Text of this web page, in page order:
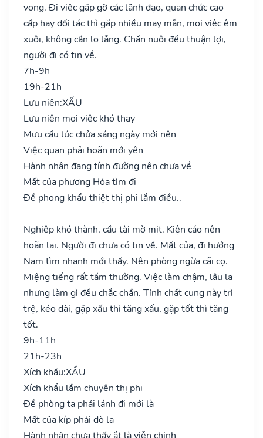
vọng. Đi việc gặp gỡ các lãnh đạo, quan chức cao
cấp hay đối tác thì gặp nhiều may mắn, mọi việc êm
xuôi, không cần lo lắng. Chăn nuôi đều thuận lợi,
người đi có tin về.
7h-9h
19h-21h
Lưu niên:XẤU
Lưu niên mọi việc khó thay
Mưu cầu lúc chửa sáng ngày mới nên
Việc quan phải hoãn mới yên
Hành nhân đang tính đường nên chưa về
Mất của phương Hỏa tìm đi
Đề phong khẩu thiệt thị phi lắm điều..
Nghiệp khó thành, cầu tài mờ mịt. Kiện cáo nên
hoãn lại. Người đi chưa có tin về. Mất của, đi hướng
Nam tìm nhanh mới thấy. Nên phòng ngừa cãi cọ.
Miệng tiếng rất tầm thường. Việc làm chậm, lâu la
nhưng làm gì đều chắc chắn. Tính chất cung này trì
trệ, kéo dài, gặp xấu thì tăng xấu, gặp tốt thì tăng
tốt.
9h-11h
21h-23h
Xích khẩu:XẤU
Xích khẩu lắm chuyên thị phi
Đề phòng ta phải lánh đi mới là
Mất của kíp phải dò la